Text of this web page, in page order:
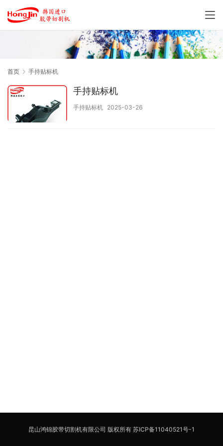
首页 手持贴标机
手持贴标机
手持贴标机 2025-03-26
昆山鸿锦胶带切割机有限公司 版权所有 苏ICP备11040521号-1